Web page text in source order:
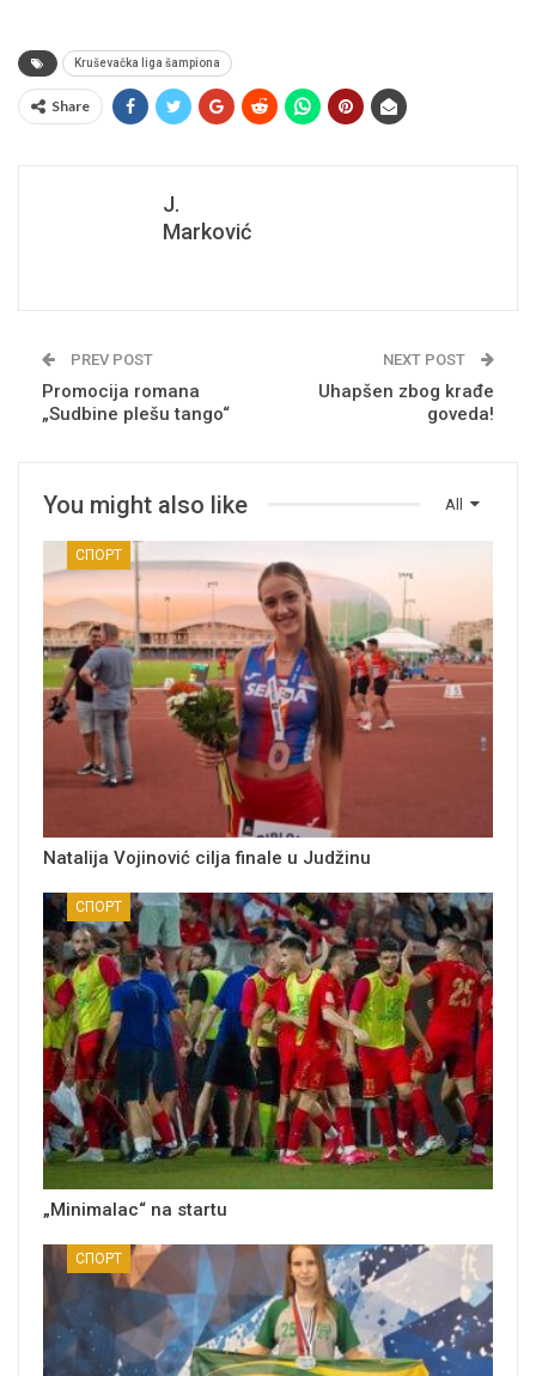
Kruševačka liga šampiona
Share
J.
Marković
PREV POST
Promocija romana
„Sudbine plešu tango“
NEXT POST
Uhapšen zbog krađe
goveda!
All
You might also like
СПОРТ
Natalija Vojinović cilja finale u Judžinu
СПОРТ
„Minimalac“ na startu
СПОРТ